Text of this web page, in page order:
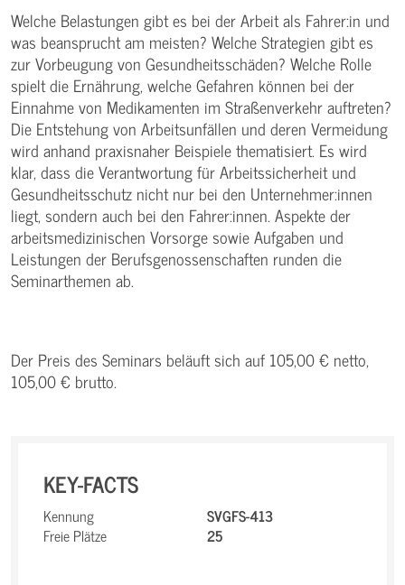
Welche Belastungen gibt es bei der Arbeit als Fahrer:in und
was beansprucht am meisten? Welche Strategien gibt es
zur Vorbeugung von Gesundheitsschäden? Welche Rolle
spielt die Ernährung, welche Gefahren können bei der
Einnahme von Medikamenten im Straßenverkehr auftreten?
Die Entstehung von Arbeitsunfällen und deren Vermeidung
wird anhand praxisnaher Beispiele thematisiert. Es wird
klar, dass die Verantwortung für Arbeitssicherheit und
Gesundheitsschutz nicht nur bei den Unternehmer:innen
liegt, sondern auch bei den Fahrer:innen. Aspekte der
arbeitsmedizinischen Vorsorge sowie Aufgaben und
Leistungen der Berufsgenossenschaften runden die
Seminarthemen ab.
Der Preis des Seminars beläuft sich auf 105,00 € netto,
105,00 € brutto.
KEY-FACTS
Kennung
SVGFS-413
Freie Plätze
25